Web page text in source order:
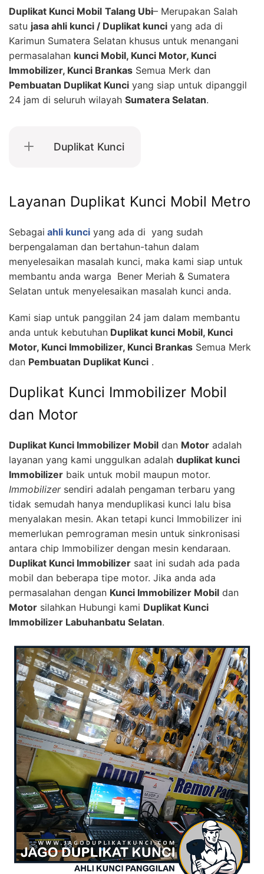
Duplikat Kunci Mobil Talang Ubi– Merupakan Salah
satu jasa ahli kunci / Duplikat kunci yang ada di
Karimun Sumatera Selatan khusus untuk menangani
permasalahan kunci Mobil, Kunci Motor, Kunci
Immobilizer, Kunci Brankas Semua Merk dan
Pembuatan Duplikat Kunci yang siap untuk dipanggil
24 jam di seluruh wilayah Sumatera Selatan.
Duplikat Kunci
Layanan Duplikat Kunci Mobil Metro
Sebagai ahli kunci yang ada di yang sudah
berpengalaman dan bertahun-tahun dalam
menyelesaikan masalah kunci, maka kami siap untuk
membantu anda warga Bener Meriah & Sumatera
Selatan untuk menyelesaikan masalah kunci anda.
Kami siap untuk panggilan 24 jam dalam membantu
anda untuk kebutuhan Duplikat kunci Mobil, Kunci
Motor, Kunci Immobilizer, Kunci Brankas Semua Merk
dan Pembuatan Duplikat Kunci .
Duplikat Kunci Immobilizer Mobil
dan Motor
Duplikat Kunci Immobilizer Mobil dan Motor adalah
layanan yang kami unggulkan adalah duplikat kunci
Immobilizer baik untuk mobil maupun motor.
Immobilizersendiri adalah pengaman terbaru yang
tidak semudah hanya menduplikasi kunci lalu bisa
menyalakan mesin. Akan tetapi kunci Immobilizer ini
memerlukan pemrograman mesin untuk sinkronisasi
antara chip Immobilizer dengan mesin kendaraan.
Duplikat Kunci Immobilizer saat ini sudah ada pada
mobil dan beberapa tipe motor. Jika anda ada
permasalahan dengan Kunci Immobilizer Mobil dan
Motor silahkan Hubungi kami Duplikat Kunci
Immobilizer Labuhanbatu Selatan.